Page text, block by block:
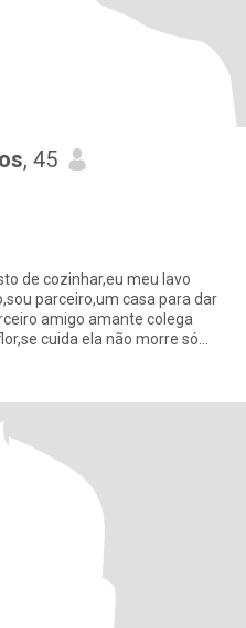
, 45
de cozinhar,eu meu lavo
parceiro,um casa para dar
amigo amante colega